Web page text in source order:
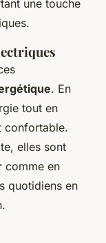
une touche
. En
tout en
confortable.
elles sont
comme en
quotidiens en